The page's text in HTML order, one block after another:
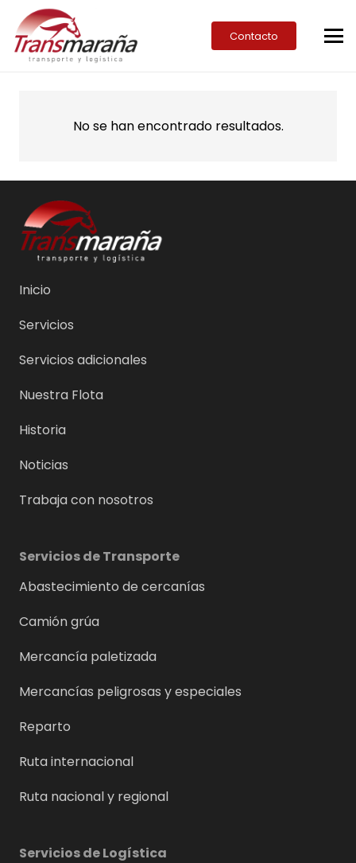
Contacto
No se han encontrado resultados.
Inicio
Servicios
Servicios adicionales
Nuestra Flota
Historia
Noticias
Trabaja con nosotros
Servicios de Transporte
Abastecimiento de cercanías
Camión grúa
Mercancía paletizada
Mercancías peligrosas y especiales
Reparto
Ruta internacional
Ruta nacional y regional
Servicios de Logística